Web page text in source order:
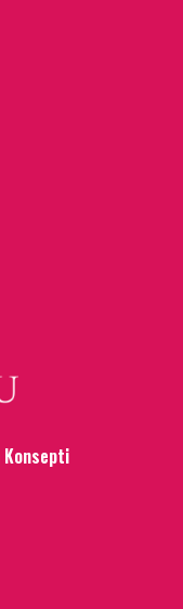
Konsepti